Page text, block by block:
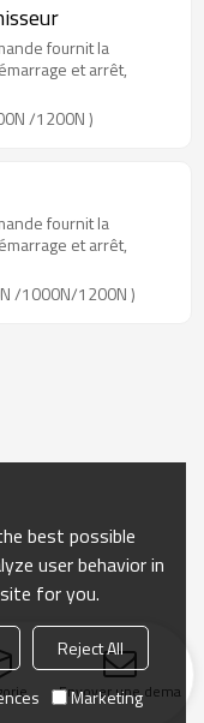
fournit la
et arrêt,
/1200N )
fournit la
et arrêt,
/1000N/1200N )
Envoyer une
best possible
user behavior in
for you.
Reject All
Marketing